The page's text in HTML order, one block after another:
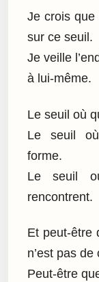
Je crois
sur ce seuil.
Je veille
à lui-même.
Le seuil où
Le seuil
forme.
Le seuil
rencontrent.
Et peut-être
n’est pas de
Peut-être